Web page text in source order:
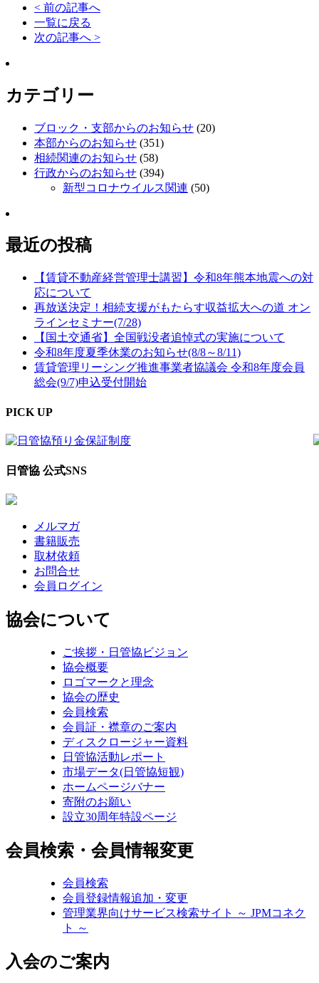
< 前の記事へ
一覧に戻る
次の記事へ >
カテゴリー
ブロック・支部からのお知らせ (20)
本部からのお知らせ (351)
相続関連のお知らせ (58)
行政からのお知らせ (394)
新型コロナウイルス関連 (50)
最近の投稿
【賃貸不動産経営管理士講習】令和8年熊本地震への対
応について
再放送決定！相続支援がもたらす収益拡大への道 オン
ラインセミナー(7/28)
【国土交通省】全国戦没者追悼式の実施について
令和8年度夏季休業のお知らせ(8/8～8/11)
賃貸管理リーシング推進事業者協議会 令和8年度会員
総会(9/7)申込受付開始
PICK UP
日管協 公式SNS
メルマガ
書籍販売
取材依頼
お問合せ
会員ログイン
協会について
ご挨拶・日管協ビジョン
協会概要
ロゴマークと理念
協会の歴史
会員検索
会員証・襟章のご案内
ディスクロージャー資料
日管協活動レポート
市場データ(日管協短観)
ホームページバナー
寄附のお願い
設立30周年特設ページ
会員検索・会員情報変更
会員検索
会員登録情報追加・変更
管理業界向けサービス検索サイト ～ JPMコネク
ト ～
入会のご案内